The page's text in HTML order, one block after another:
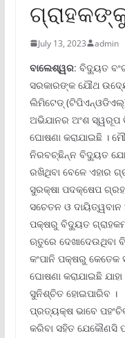
July 13, 2023 admin
ବାଲେଶ୍ୱର: ବିଦ୍ୟୁତ
ସରକାରଙ୍କ ଯୌଥ
ଲିମିଟେଡ୍
ଅଭିଯାନର ଅଂଶ
ଘୋଷଣା କରାଯାଇଛି ।
ନିରବଚ୍ଛିନ୍ନ ବିଦ୍ୟୁତ
ରଖିଥିବା ବେଳେ ଏହାର
ସୁରକ୍ଷା ପଦକ୍ଷେପ
ସଚେତନ ଓ
ପକ୍ଷରୁ ବିଦ୍ୟୁତ
ଋତୁରେ
କଂପାନି ପକ୍ଷରୁ
ଘୋଷଣା କରାଯାଇଛି
ସୁନିଶ୍ଚିତ ହୋଇପାରିବ ।
ପ୍ରତ୍ୟକ୍ଷ ଭାବେ
କରିବା ସହିତ ଯେକୌଣସି